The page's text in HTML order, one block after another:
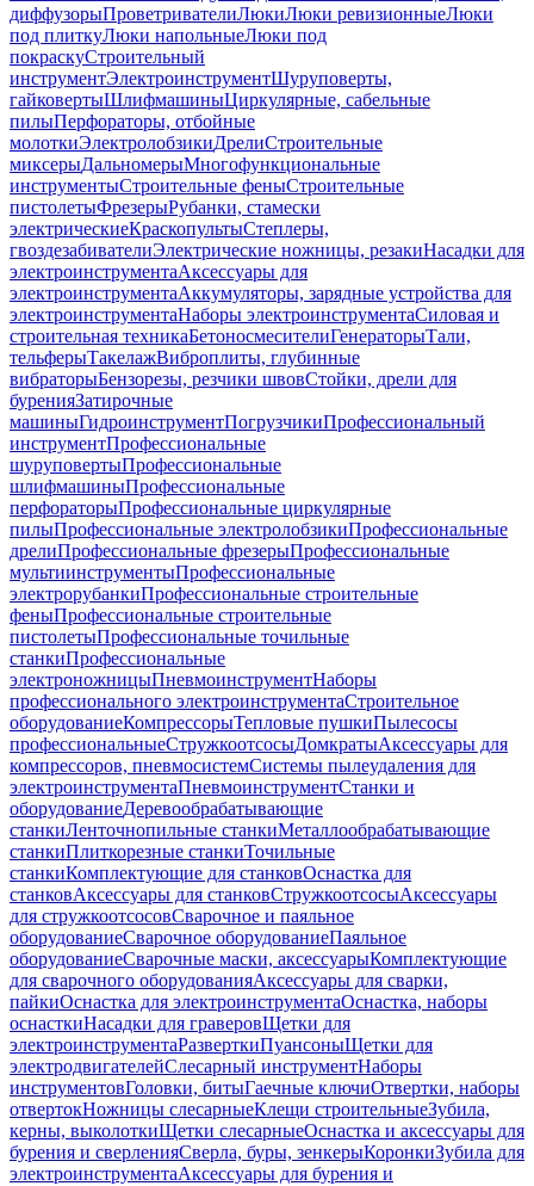
диффузорыПроветривателиЛюкиЛюки ревизионныеЛюки
под плиткуЛюки напольныеЛюки под
покраскуСтроительный
инструментЭлектроинструментШуруповерты,
гайковертыШлифмашиныЦиркулярные, сабельные
пилыПерфораторы, отбойные
молоткиЭлектролобзикиДрелиСтроительные
миксерыДальномерыМногофункциональные
инструментыСтроительные феныСтроительные
пистолетыФрезерыРубанки, стамески
электрическиеКраскопультыСтеплеры,
гвоздезабивателиЭлектрические ножницы, резакиНасадки для
электроинструментаАксессуары для
электроинструментаАккумуляторы, зарядные устройства для
электроинструментаНаборы электроинструментаСиловая и
строительная техникаБетоносмесителиГенераторыТали,
тельферыТакелажВиброплиты, глубинные
вибраторыБензорезы, резчики швовСтойки, дрели для
буренияЗатирочные
машиныГидроинструментПогрузчикиПрофессиональный
инструментПрофессиональные
шуруповертыПрофессиональные
шлифмашиныПрофессиональные
перфораторыПрофессиональные циркулярные
пилыПрофессиональные электролобзикиПрофессиональные
дрелиПрофессиональные фрезерыПрофессиональные
мультиинструментыПрофессиональные
электрорубанкиПрофессиональные строительные
феныПрофессиональные строительные
пистолетыПрофессиональные точильные
станкиПрофессиональные
электроножницыПневмоинструментНаборы
профессионального электроинструментаСтроительное
оборудованиеКомпрессорыТепловые пушкиПылесосы
профессиональныеСтружкоотсосыДомкратыАксессуары для
компрессоров, пневмосистемСистемы пылеудаления для
электроинструментаПневмоинструментСтанки и
оборудованиеДеревообрабатывающие
станкиЛенточнопильные станкиМеталлообрабатывающие
станкиПлиткорезные станкиТочильные
станкиКомплектующие для станковОснастка для
станковАксессуары для станковСтружкоотсосыАксессуары
для стружкоотсосовСварочное и паяльное
оборудованиеСварочное оборудованиеПаяльное
оборудованиеСварочные маски, аксессуарыКомплектующие
для сварочного оборудованияАксессуары для сварки,
пайкиОснастка для электроинструментаОснастка, наборы
оснасткиНасадки для граверовЩетки для
электроинструментаРазверткиПуансоныЩетки для
электродвигателейСлесарный инструментНаборы
инструментовГоловки, битыГаечные ключиОтвертки, наборы
отвертокНожницы слесарныеКлещи строительныеЗубила,
керны, выколоткиЩетки слесарныеОснастка и аксессуары для
бурения и сверленияСверла, буры, зенкерыКоронкиЗубила для
электроинструментаАксессуары для бурения и